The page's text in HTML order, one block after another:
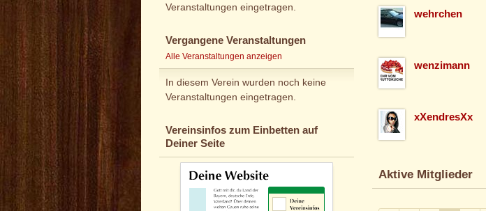
Veranstaltungen eingetragen.
Vergangene Veranstaltungen
Alle Veranstaltungen anzeigen
In diesem Verein wurden noch keine
Veranstaltungen eingetragen.
Vereinsinfos zum Einbetten auf
Deiner Seite
wehrchen
wenzimann
xXendresXx
Aktive Mitglieder